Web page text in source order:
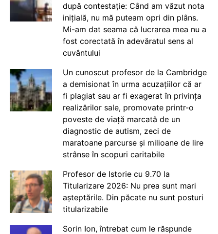
după contestație: Când am văzut nota
inițială, nu mă puteam opri din plâns.
Mi-am dat seama că lucrarea mea nu a
fost corectată în adevăratul sens al
cuvântului
Un cunoscut profesor de la Cambridge
a demisionat în urma acuzațiilor că ar
fi plagiat sau ar fi exagerat în privința
realizărilor sale, promovate printr-o
poveste de viață marcată de un
diagnostic de autism, zeci de
maratoane parcurse și milioane de lire
strânse în scopuri caritabile
Profesor de Istorie cu 9.70 la
Titularizare 2026: Nu prea sunt mari
așteptările. Din păcate nu sunt posturi
titularizabile
Sorin Ion, întrebat cum le răspunde